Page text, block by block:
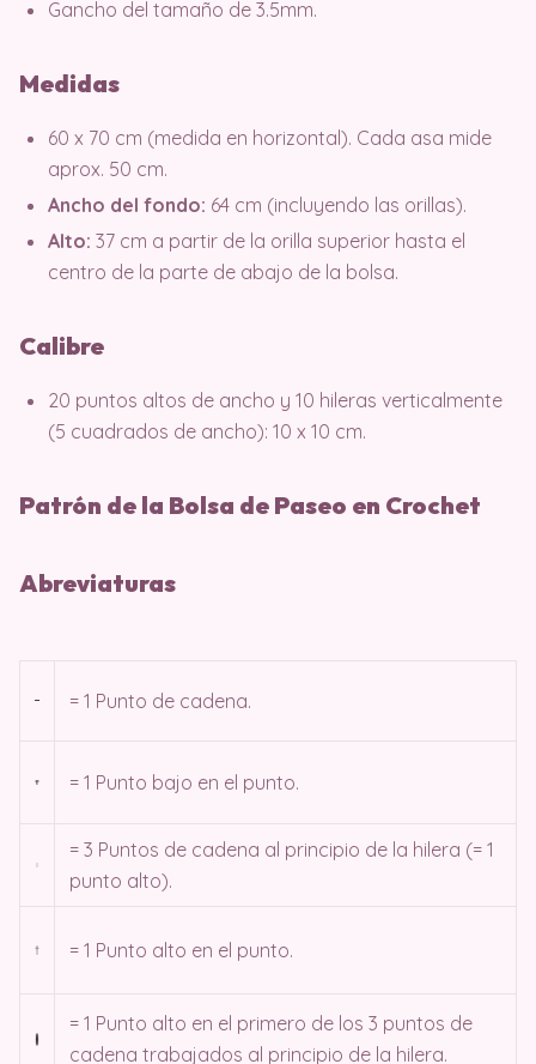
Gancho del tamaño de 3.5mm.
Medidas
60 x 70 cm (medida en horizontal). Cada asa mide
aprox. 50 cm.
Ancho del fondo: 64 cm (incluyendo las orillas).
Alto: 37 cm a partir de la orilla superior hasta el
centro de la parte de abajo de la bolsa.
Calibre
20 puntos altos de ancho y 10 hileras verticalmente
(5 cuadrados de ancho): 10 x 10 cm.
Patrón de la Bolsa de Paseo en Crochet
Abreviaturas
= 1 Punto de cadena.
= 1 Punto bajo en el punto.
= 3 Puntos de cadena al principio de la hilera (= 1
punto alto).
= 1 Punto alto en el punto.
= 1 Punto alto en el primero de los 3 puntos de
cadena trabajados al principio de la hilera.